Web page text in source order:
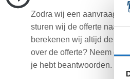
Zodra wij een aanvraag
sturen wij de offerte naar
berekenen wij altijd de
over de offerte? Neem
je hebt beantwoorden.